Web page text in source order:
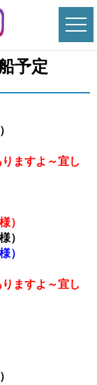
予定
ますよ～宜し
）
ますよ～宜し